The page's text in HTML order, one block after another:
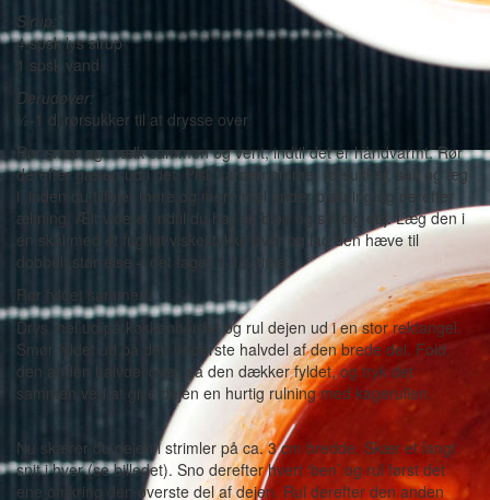
Sirup:
4 spsk lys sirup
1 spsk vand
Derudover:
½-1 dl rørsukker til at drysse over
Rør smør og mælk sammen og vent, indtil det er håndvarmt. Rør
derefter gæren ud i det. Pisk kardemomme, rørsukker, salt og æg
i, inden du tilføjer mere og mere mel under piskning og derefter
æltning. Ælt videre, indtil du har en blød og smidig dej. Læg den i
en skål med et fugtigt viskestykke over og lad den hæve til
dobbelt størrelse – det tager 1-1½ time.
Rør fyldet sammen.
Drys mel ud på køkkenbordet og rul dejen ud i en stor rektangel.
Smør fyldet ud på den nederste halvdel af den brede del. Fold
den anden halvdel over, så den dækker fyldet, og tryk det
sammen ved at give dejen en hurtig rulning med kagerullen.
Nu skærer du dejen i strimler på ca. 3 cm bredde. Skær et langt
snit i hver (se billedet). Sno derefter hvert ‘ben’ og rul først det
ene omkring den øverste del af dejen. Rul derefter den anden